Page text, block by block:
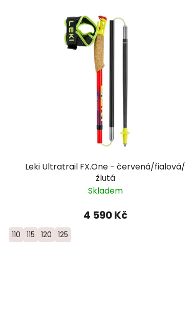
Leki Ultratrail FX.One - červená/fialová/
žlutá
Skladem
4 590 Kč
110 115 120 125